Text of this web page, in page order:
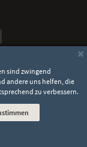
×
sind zwingend
andere uns helfen, die
zu verbessern.